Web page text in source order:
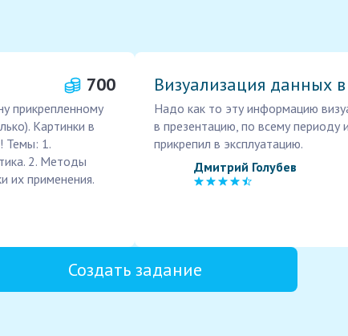
700
прикрепленному
Картинки в
Темы: 1.
2. Методы
их применения.
Визуализация данных
Надо как то эту информацию
в презентацию, по всему периоду
прикрепил в эксплуатацию.
Дмитрий Голубев
Создать задание